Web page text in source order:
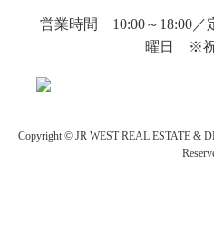
営業時間 10:00～18:00
曜日 ※祝
Copyright © JR WEST REAL ESTATE &